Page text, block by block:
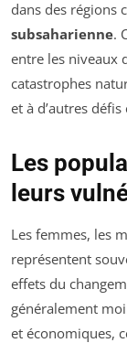
dans des régions
subsaharienne.
entre les niveaux
catastrophes
et à d’autres
Les
leurs
Les femmes, les
représentent
effets du
généralement
et économiques,